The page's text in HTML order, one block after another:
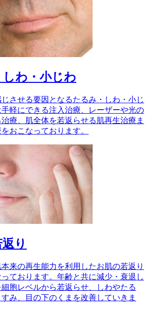
わ・小じわ
させる要因となるたるみ・しわ・小じ
軽にできる注入治療、レーザーや光の
療、肌全体を若返らせる肌再生治療ま
おこなっております。
り
来の再生能力を利用したお肌の若返り
ております。年齢と共に減少・衰退し
胞レベルから若返らせ、しわやたる
み、目の下のくまを改善していきま